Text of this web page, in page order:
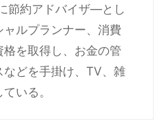
節約アドバイザ―とし
ルプランナー、消費
を取得し、お金の管
どを手掛け、TV、雑
いる。